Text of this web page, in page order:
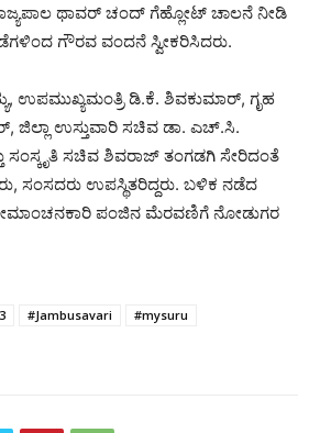
ಥಾವರ್ ಚಂದ್ ಗೆಹ್ಲೋಟ್ ಚಾಲನೆ ನೀಡಿ
ಗೌರವ ವಂದನೆ ಸ್ವೀಕರಿಸಿದರು.
ಉಪಮುಖ್ಯಮಂತ್ರಿ ಡಿ.ಕೆ. ಶಿವಕುಮಾರ್, ಗೃಹ
ಜಿಲ್ಲಾ ಉಸ್ತುವಾರಿ ಸಚಿವ ಡಾ. ಎಚ್.ಸಿ.
ಸಂಸ್ಕೃತಿ ಸಚಿವ ಶಿವರಾಜ್ ತಂಗಡಗಿ ಸೇರಿದಂತೆ
ಸಂಸದರು ಉಪಸ್ಥಿತರಿದ್ದರು. ಬಳಿಕ ನಡೆದ
ಪಂಜಿನ ಮೆರವಣಿಗೆ ನೋಡುಗರ
#Jambusavari
#mysuru